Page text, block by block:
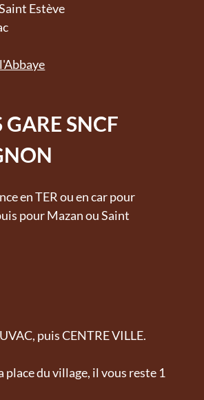
Estève
GARE SNCF
en TER ou en car pour
pour Mazan ou Saint
puis CENTRE VILLE.
place du village, il vous reste 1